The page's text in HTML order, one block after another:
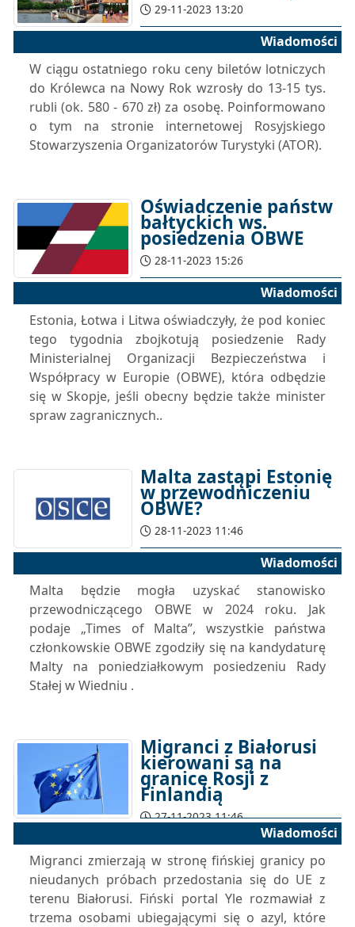
29-11-2023 13:20
Wiadomości
W ciągu ostatniego roku ceny biletów lotniczych
do Królewca na Nowy Rok wzrosły do 13-15 tys.
rubli (ok. 580 - 670 zł) za osobę. Poinformowano
o tym na stronie internetowej Rosyjskiego
Stowarzyszenia Organizatorów Turystyki (ATOR).
Oświadczenie państw
bałtyckich ws.
posiedzenia OBWE
28-11-2023 15:26
Wiadomości
Estonia, Łotwa i Litwa oświadczyły, że pod koniec
tego tygodnia zbojkotują posiedzenie Rady
Ministerialnej Organizacji Bezpieczeństwa i
Współpracy w Europie (OBWE), która odbędzie
się w Skopje, jeśli obecny będzie także minister
spraw zagranicznych..
Malta zastąpi Estonię
w przewodniczeniu
OBWE?
28-11-2023 11:46
Wiadomości
Malta będzie mogła uzyskać stanowisko
przewodniczącego OBWE w 2024 roku. Jak
podaje „Times of Malta”, wszystkie państwa
członkowskie OBWE zgodziły się na kandydaturę
Malty na poniedziałkowym posiedzeniu Rady
Stałej w Wiedniu .
Migranci z Białorusi
kierowani są na
granicę Rosji z
Finlandią
27-11-2023 11:46
Wiadomości
Migranci zmierzają w stronę fińskiej granicy po
nieudanych próbach przedostania się do UE z
terenu Białorusi. Fiński portal Yle rozmawiał z
trzema osobami ubiegającymi się o azyl, które